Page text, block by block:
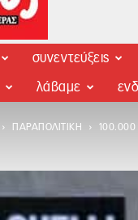
συνεντεύξεις
λάβαμε
ΠΑΡΑΠΟΛΙΤΙΚΉ 100.000